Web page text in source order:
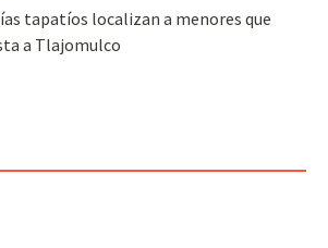
tapatíos localizan a menores que
a Tlajomulco